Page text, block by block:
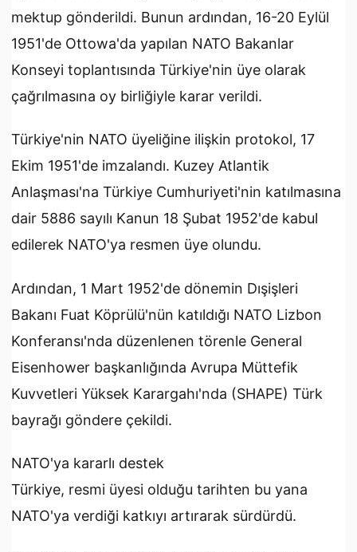
mektup gönderildi. Bunun ardından, 16-20 Eylül
1951'de Ottowa'da yapılan NATO Bakanlar
Konseyi toplantısında Türkiye'nin üye olarak
çağrılmasına oy birliğiyle karar verildi.
Türkiye'nin NATO üyeliğine ilişkin protokol, 17
Ekim 1951'de imzalandı. Kuzey Atlantik
Anlaşması'na Türkiye Cumhuriyeti'nin katılmasına
dair 5886 sayılı Kanun 18 Şubat 1952'de kabul
edilerek NATO'ya resmen üye olundu.
Ardından, 1 Mart 1952'de dönemin Dışişleri
Bakanı Fuat Köprülü'nün katıldığı NATO Lizbon
Konferansı'nda düzenlenen törenle General
Eisenhower başkanlığında Avrupa Müttefik
Kuvvetleri Yüksek Karargahı'nda (SHAPE) Türk
bayrağı göndere çekildi.
NATO'ya kararlı destek
Türkiye, resmi üyesi olduğu tarihten bu yana
NATO'ya verdiği katkıyı artırarak sürdürdü.